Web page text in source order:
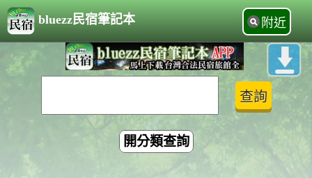
bluezz民宿筆記本 附近
開分類查詢